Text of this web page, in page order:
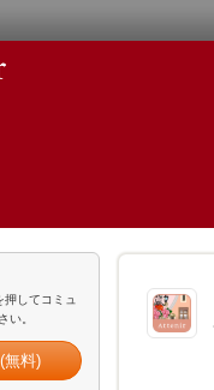
してコミュ
い。
無料)